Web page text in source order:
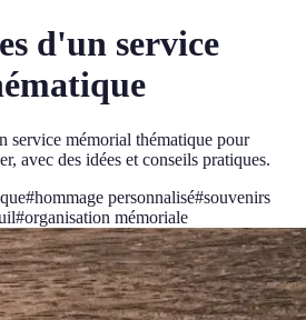
d'un service
service mémorial thématique pour
avec des idées et conseils pratiques.
#hommage personnalisé#souvenirs
#organisation mémoriale